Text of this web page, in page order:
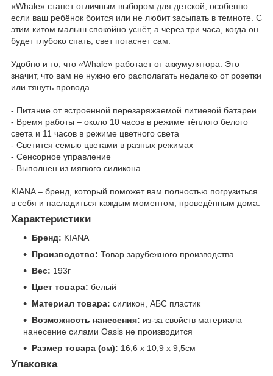
«Whale» станет отличным выбором для детской, особенно
если ваш ребёнок боится или не любит засыпать в темноте. С
этим китом малыш спокойно уснёт, а через три часа, когда он
будет глубоко спать, свет погаснет сам.
Удобно и то, что «Whale» работает от аккумулятора. Это
значит, что вам не нужно его располагать недалеко от розетки
или тянуть провода.
- Питание от встроенной перезаряжаемой литиевой батареи
- Время работы – около 10 часов в режиме тёплого белого
света и 11 часов в режиме цветного света
- Светится семью цветами в разных режимах
- Сенсорное управление
- Выполнен из мягкого силикона
KIANA – бренд, который поможет вам полностью погрузиться
в себя и насладиться каждым моментом, проведённым дома.
Характеристики
Бренд: KIANA
Производство: Товар зарубежного производства
Вес: 193г
Цвет товара: белый
Материал товара: силикон, АБС пластик
Возможность нанесения: из-за свойств материала
нанесение силами Oasis не производится
Размер товара (см): 16,6 х 10,9 х 9,5см
Упаковка